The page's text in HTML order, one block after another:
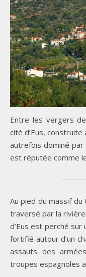
Entre les vergers
cité d’Eus,
autrefois dominé par
est réputée comme
Au pied du massif
traversé par la
d’Eus est perché
fortifié autour d’un
assauts des
troupes espagnoles